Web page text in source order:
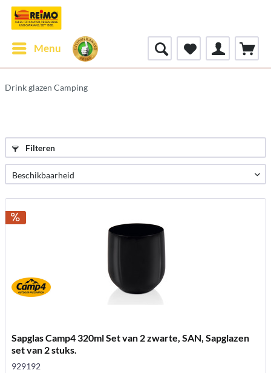
Menu
Drink glazen Camping
Filteren
Sapglas Camp4 320ml Set van 2 zwarte, SAN, Sapglazen
set van 2 stuks.
929192